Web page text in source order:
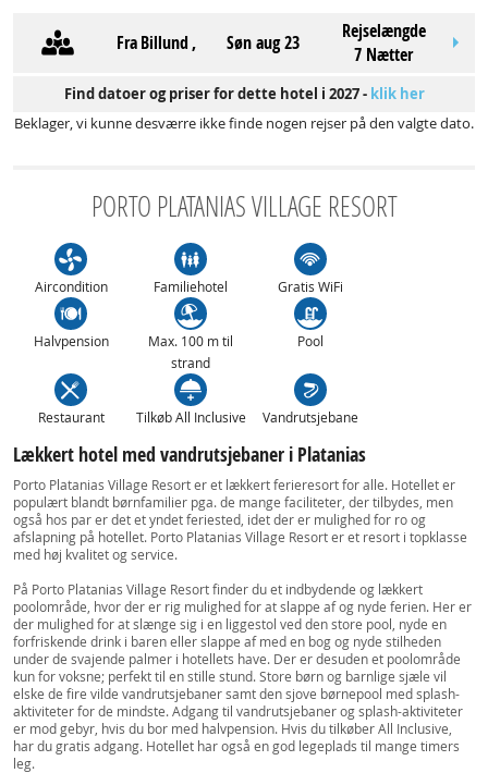
FraBillund, søn aug 23
Rejselængde
7 Nætter
Find datoer og priser for dette hotel i 2027 - klik her
Beklager, vi kunne desværre ikke finde nogen rejser på den valgte dato.
PORTO PLATANIAS VILLAGE RESORT
Aircondition Familiehotel Gratis WiFi
Halvpension
Max. 100 m til
strand
Pool
Restaurant Tilkøb All Inclusive Vandrutsjebane
Lækkert hotel med vandrutsjebaner i Platanias
Porto Platanias Village Resort er et lækkert ferieresort for alle. Hotellet er
populært blandt børnfamilier pga. de mange faciliteter, der tilbydes, men
også hos par er det et yndet feriested, idet der er mulighed for ro og
afslapning på hotellet. Porto Platanias Village Resort er et resort i topklasse
med høj kvalitet og service.
På Porto Platanias Village Resort finder du et indbydende og lækkert
poolområde, hvor der er rig mulighed for at slappe af og nyde ferien. Her er
der mulighed for at slænge sig i en liggestol ved den store pool, nyde en
forfriskende drink i baren eller slappe af med en bog og nyde stilheden
under de svajende palmer i hotellets have. Der er desuden et poolområde
kun for voksne; perfekt til en stille stund. Store børn og barnlige sjæle vil
elske de fire vilde vandrutsjebaner samt den sjove børnepool med splash-
aktiviteter for de mindste. Adgang til vandrutsjebaner og splash-aktiviteter
er mod gebyr, hvis du bor med halvpension. Hvis du tilkøber All Inclusive,
har du gratis adgang. Hotellet har også en god legeplads til mange timers
leg.